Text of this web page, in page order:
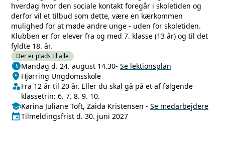
hverdag hvor den sociale kontakt foregår i skoletiden og
derfor vil et tilbud som dette, være en kærkommen
mulighed for at møde andre unge - uden for skoletiden.
Klubben er for elever fra og med 7. klasse (13 år) og til det
fyldte 18. år.
Der er plads til alle
Næste lektion
scheduleMandag d. 24. august 14.30- Se lektionsplan
Sted/Adresse
location_on Hjørring Ungdomsskole
Klasse/Aldersbegrænsning
person_shieldFra 12 år til 20 år. Eller du skal gå på et af følgende
klassetrin: 6. 7. 8. 9. 10.
Medarbejdere
schoolKarina Juliane Toft, Zaida Kristensen - Se medarbejdere
Tilmeldingsfrist
eventTilmeldingsfrist d. 30. juni 2027